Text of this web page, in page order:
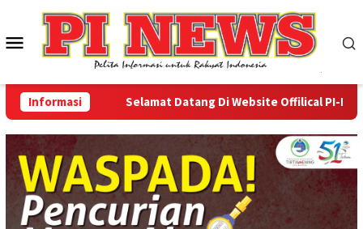
konten
Menu
Mobile
Informasi Selamat Datang Di Website Offilical PI-News